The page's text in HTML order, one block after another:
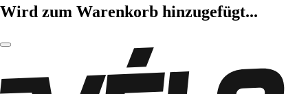
Wird zum Warenkorb hinzugefügt...